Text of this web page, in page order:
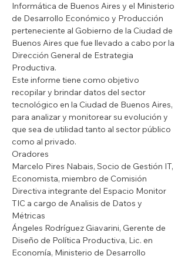
Informática de Buenos Aires y el Ministerio
de Desarrollo Económico y Producción
perteneciente al Gobierno de la Ciudad de
Buenos Aires que fue llevado a cabo por la
Dirección General de Estrategia
Productiva.
Este informe tiene como objetivo
recopilar y brindar datos del sector
tecnológico en la Ciudad de Buenos Aires,
para analizar y monitorear su evolución y
que sea de utilidad tanto al sector público
como al privado.
Oradores
Marcelo Pires Nabais, Socio de Gestión IT,
Economista, miembro de Comisión
Directiva integrante del Espacio Monitor
TIC a cargo de Analisis de Datos y
Métricas
Ángeles Rodríguez Giavarini, Gerente de
Diseño de Política Productiva, Lic. en
Economía, Ministerio de Desarrollo